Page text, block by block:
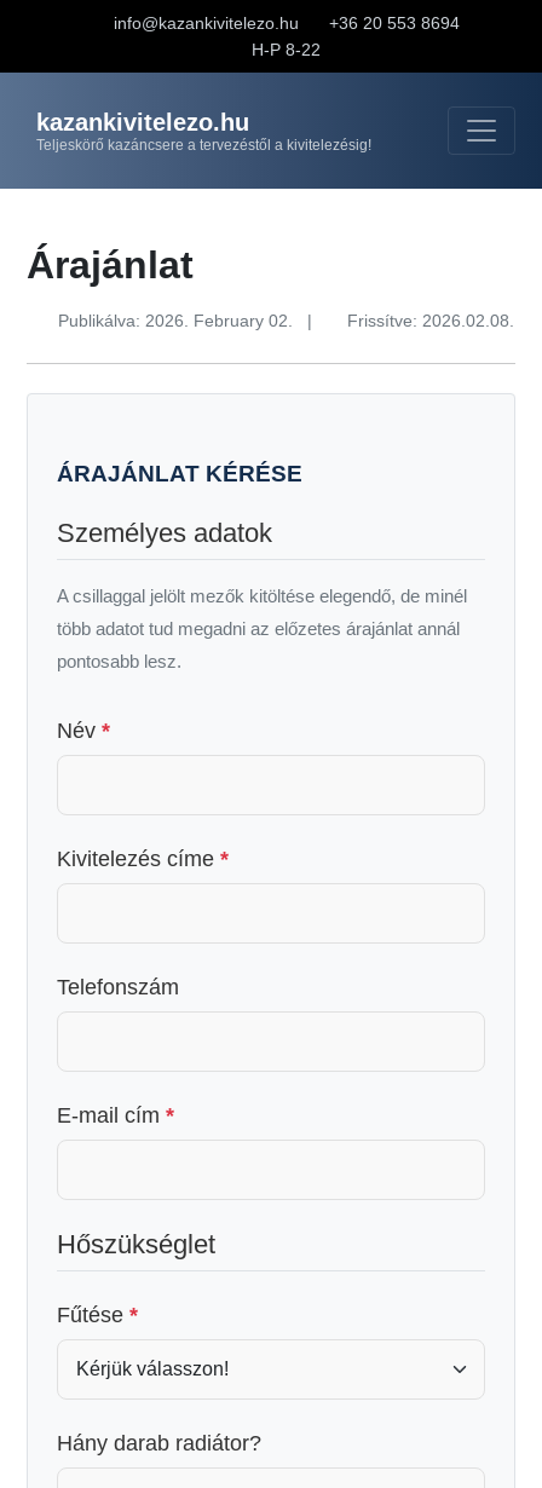
info@kazankivitelezo.hu
+36 20 553 8694
H-P 8-22
kazankivitelezo.hu
Teljeskörő kazáncsere a tervezéstől a kivitelezésig!
Árajánlat
Publikálva: 2026. February 02. | Frissítve: 2026.02.08.
ÁRAJÁNLAT KÉRÉSE
Személyes adatok
A csillaggal jelölt mezők kitöltése elegendő, de minél
több adatot tud megadni az előzetes árajánlat annál
pontosabb lesz.
Név*
Kivitelezés címe*
Telefonszám
E-mail cím*
Hőszükséglet
Fűtése*
Hány darab radiátor?